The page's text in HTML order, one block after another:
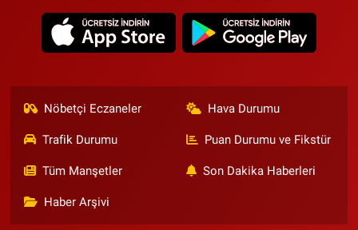
Nöbetçi Eczaneler Hava Durumu
Trafik Durumu Puan Durumu ve Fikstür
Tüm Manşetler Son Dakika Haberleri
Haber Arşivi